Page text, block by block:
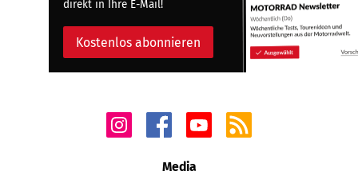
direkt in Ihre E-Mail!
Kostenlos abonnieren
Media